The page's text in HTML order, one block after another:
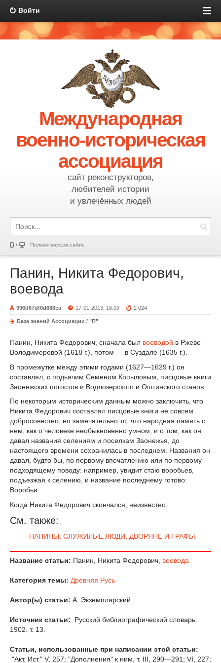
Войти
Международная
военно-историческая
ассоциация
сайт реконструкторов,
любителей истории
и увлечённых людей
Полная версия сайта
Панин, Никита Федорович,
воевода
996d67df0d686ca 17-01-2013, 16:09 2 024
База знаний Ассоциации / "П"
Панин, Никита Федорович, сначала был воеводой в Ржеве
Володимеровой (1618 г.), потом — в Суздале (1635 г.).
В промежутке между этими годами (1627—1629 г.) он
составлял, с подьячим Семеном Копыловым, писцовые книги
Заонежских погостов и Водлозерского и Оштинского станов.
По некоторым историческим данным можно заключить, что
Никита Федорович составлял писцовые книги не совсем
добросовестно, но замечательно то, что народная память о
нем, как о человеке необыкновенно умном, и о том, как он
давал названия селениям и поселкам Заонежья, до
настоящего времени сохранилась в последнем. Названия он
давал, будто бы, по первому впечатлению или по первому
подходящему поводу: например, увидит стаю воробьев,
подъезжая к селению, и название последнему готово:
Воробьи.
Когда Никита Федорович скончался, неизвестно.
См. также:
- ПАНИНЫ, СЛУЖИЛЫЕ ЛЮДИ, ДВОРЯНЕ И ГРАФЫ.
Название статьи: Панин, Никита Федорович, воевода
Категория темы: Древняя Русь
Автор(ы) статьи: А. Экземплярский
Источник статьи:
Русский библиографический словарь.
1902. т. 13.
Статьи, использованные при написании этой статьи:
"Акт. Ист." V, 257; "Дополнения" к ним, т. III, 290—291; VI, 227;